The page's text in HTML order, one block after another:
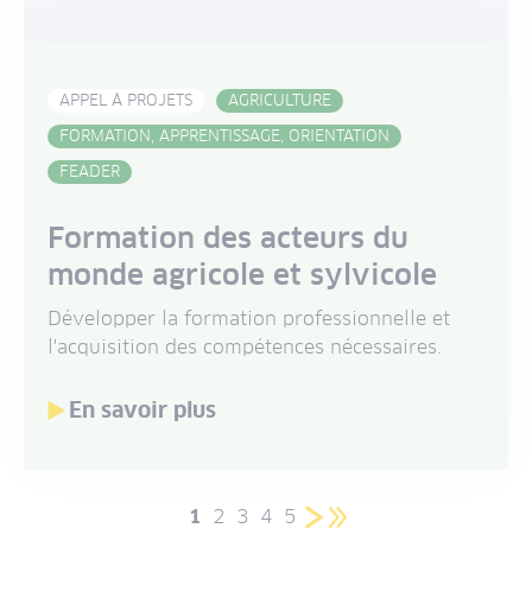
APPEL À PROJETS
AGRICULTURE
FORMATION, APPRENTISSAGE, ORIENTATION
FEADER
Formation des acteurs du
monde agricole et sylvicole
Développer la formation professionnelle et
l'acquisition des compétences nécessaires.
En savoir plus
Pagination
Page
1 Page
2 Page
3 Page
4 Page
5
PageDernière